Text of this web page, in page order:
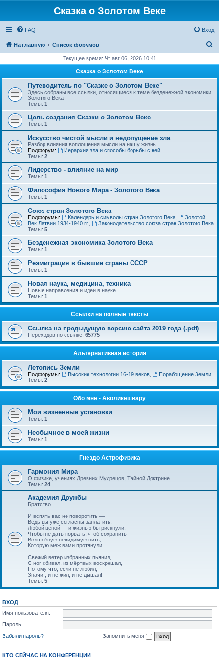
Сказка о Золотом Веке
FAQ Вход
На главную Список форумов
с
Текущее время: Чт авг 06, 2026 10:41
Сказка о Золотом Веке
Путеводитель по "Сказке о Золотом Веке"
Здесь собраны все ссылки, относящиеся к теме безденежной экономики
Золотого Века
Темы: 1
Цель создания Сказки о Золотом Веке
Темы: 1
Искусство чистой мысли и недопущение зла
Разбор влияния воплощения мысли на нашу жизнь.
Подфорум:
Иерархия зла и способы борьбы с ней
Темы: 2
Лидерство - влияние на мир
Темы: 1
Философия Нового Мира - Золотого Века
Темы: 1
Cоюз стран Золотого Века
Подфорумы: Календарь и символы стран Золотого Века,
Золотой
Век Латвии 1934-1940 гг.
Законодательство союза стран Золотого Века
Темы: 5
Безденежная экономика Золотого Века
Темы: 1
Реэмиграция в бывшие страны СССР
Темы: 1
Новая наука, медицина, техника
Новые направления и идеи в науке
Темы: 1
Ссылки на полные тексты
Ссылка на предыдущую версию сайта 2019 года (.pdf)
Переходов по ссылке: 65775
Альтернативная история
Летопись Земли
Подфорумы: Высокие технологии 16-19 веков,
Порабощение Земли
Темы: 2
Обо мне - Аволикешвару
Мои жизненные установки
Темы: 1
Необычное в моей жизни
Темы: 1
Гнездо Астрофизика
Гармония Мира
О физике, учениях Древних Мудрецов, Тайной Доктрине
Темы: 24
Академия Дружбы
Братство
И вспять вас не поворотить —
Ведь вы уже согласны заплатить:
Любой ценой — и жизнью бы рискнули, —
Чтобы не дать порвать, чтоб сохранить
Волшебную невидимую нить,
Которую меж вами протянули...
Свежий ветер избранных пьянил,
С ног сбивал, из мёртвых воскрешал,
Потому что, если не любил,
Значит, и не жил, и не дышал!
Темы: 5
ВХОД
Имя пользователя:
Пароль:
Забыли пароль?
Запомнить меня
КТО СЕЙЧАС НА КОНФЕРЕНЦИИ